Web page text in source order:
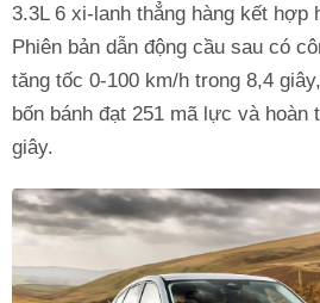
3.3L 6 xi-lanh thẳng hàng kết hợp
Phiên bản dẫn động cầu sau có
tăng tốc 0-100 km/h trong 8,4
bốn bánh đạt 251 mã lực và hoàn
giây.